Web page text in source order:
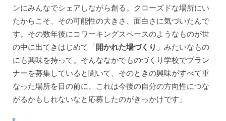
ンにみんなでシェアしながら創る。クローズドな場所にい
たからこそ、その可能性の大きさ、面白さに気づいたんで
す。その数年後にコワーキングスペースのようなものが世
の中に出てきはじめて「開かれた場づくり 」みたいなもの
にも興味を持って。そんななかでものづくり学校でプラン
ナーを募集していると聞いて、そのときの興味がすべて重
なった場所を目の前に、これは今後の自分の方向性につな
がるかもしれないなと応募したのがきっかけです」